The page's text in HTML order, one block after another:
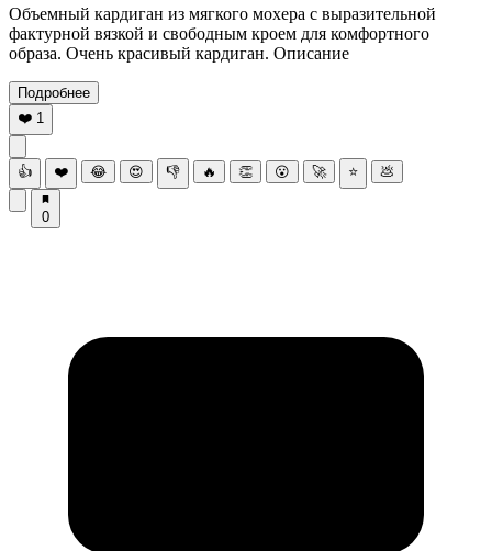
Объемный кардиган из мягкого мохера с выразительной
фактурной вязкой и свободным кроем для комфортного
образа. Очень красивый кардиган. Описание
Подробнее
❤️ 1
👍 ❤️ 😂 😍 👎 🔥 👏 😮 🚀 ⭐ 💩
0